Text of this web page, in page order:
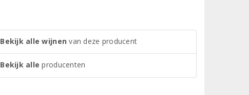
Bekijk alle wijnen van deze producent
Bekijk alle producenten